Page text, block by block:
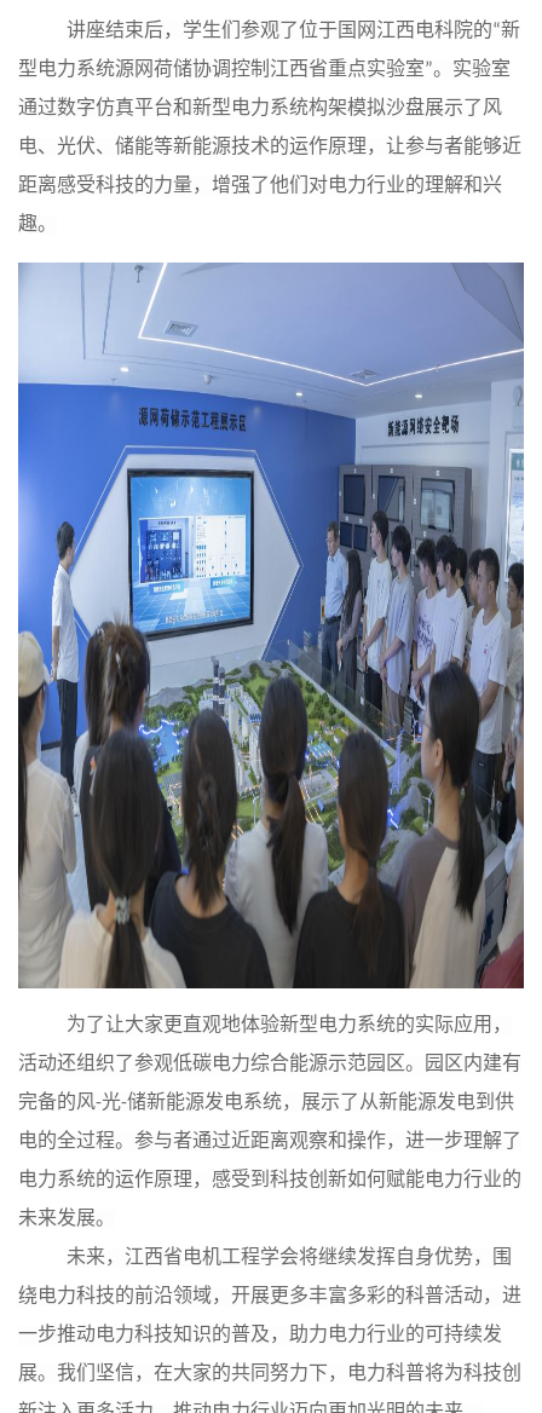
讲座结束后， 学生们参观了位于国网江西电科院的“新
型电力系统源网荷储协调控制江西省重点实验室”。实验室
通过数字仿真平台和新型电力系统构架模拟沙盘展示了风
电、光伏、储能等新能源技术的运作原理，让参与者能够近
距离感受科技的力量，增强了他们对电力行业的理解和兴
趣。
为了让大家更直观地体验新型电力系统的实际应用，
活动还组织了参观低碳电力综合能源示范园区。园区内建有
完备的风-光-储新能源发电系统，展示了从新能源发电到供
电的全过程。参与者通过近距离观察和操作，进一步理解了
电力系统的运作原理，感受到科技创新如何赋能电力行业的
未来发展。
未来，江西省电机工程学会将继续发挥自身优势，围
绕电力科技的前沿领域，开展更多丰富多彩的科普活动，进
一步推动电力科技知识的普及，助力电力行业的可持续发
展。我们坚信，在大家的共同努力下，电力科普将为科技创